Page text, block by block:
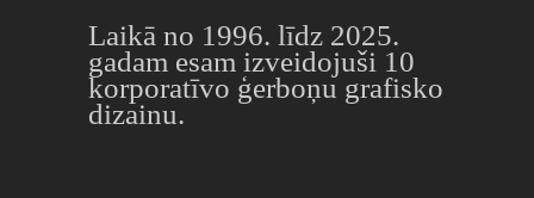
Laikā no 1996. līdz 2025.
gadam esam izveidojuši 10
korporatīvo ģerboņu grafisko
dizainu.